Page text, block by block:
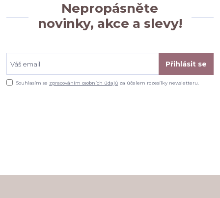
Nepropásněte
novinky, akce a slevy!
Přihlásit se
Souhlasím se zpracováním osobních údajů za účelem rozesílky newsletteru.